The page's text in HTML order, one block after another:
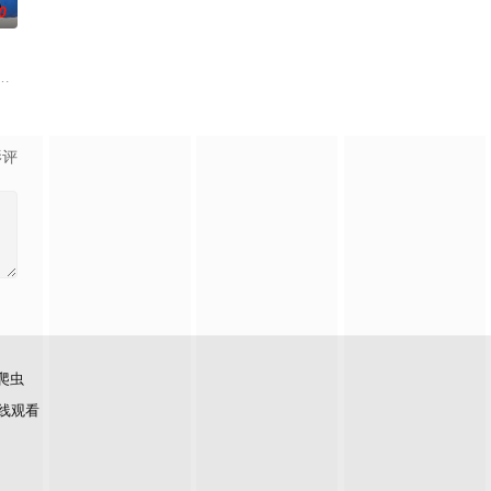
中一行人
们浑然不知，这趟旅程不过是一场精心布局的
次，他要对付的是黑帮，其中大多数人在鸦片生意方面活动，并且受到腐
废品，做事一根筋的他总被误解。在经历一次重大事件后，被迫加入保健品
虫
观看